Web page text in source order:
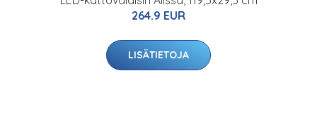
264.9 EUR
LISÄTIETOJA